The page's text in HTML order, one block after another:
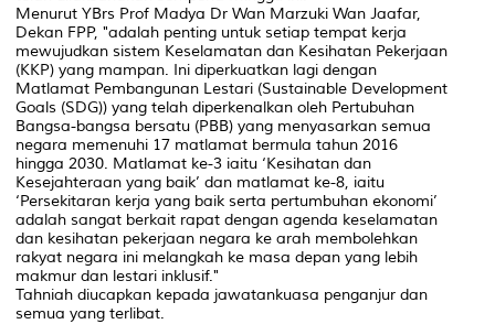
Menurut YBrs Prof Madya Dr Wan Marzuki Wan Jaafar,
Dekan FPP, "adalah penting untuk setiap tempat kerja
mewujudkan sistem Keselamatan dan Kesihatan Pekerjaan
(KKP) yang mampan. Ini diperkuatkan lagi dengan
Matlamat Pembangunan Lestari (Sustainable Development
Goals (SDG)) yang telah diperkenalkan oleh Pertubuhan
Bangsa-bangsa bersatu (PBB) yang menyasarkan semua
negara memenuhi 17 matlamat bermula tahun 2016
hingga 2030. Matlamat ke-3 iaitu ‘Kesihatan dan
Kesejahteraan yang baik’ dan matlamat ke-8, iaitu
‘Persekitaran kerja yang baik serta pertumbuhan ekonomi’
adalah sangat berkait rapat dengan agenda keselamatan
dan kesihatan pekerjaan negara ke arah membolehkan
rakyat negara ini melangkah ke masa depan yang lebih
makmur dan lestari inklusif."
Tahniah diucapkan kepada jawatankuasa penganjur dan
semua yang terlibat.